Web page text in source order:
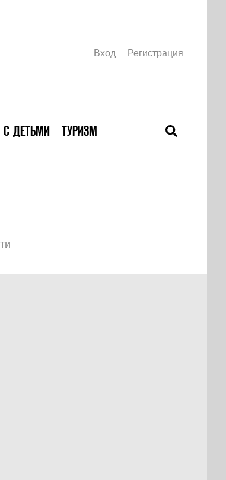
Вход Регистрация
С ДЕТЬМИ ТУРИЗМ